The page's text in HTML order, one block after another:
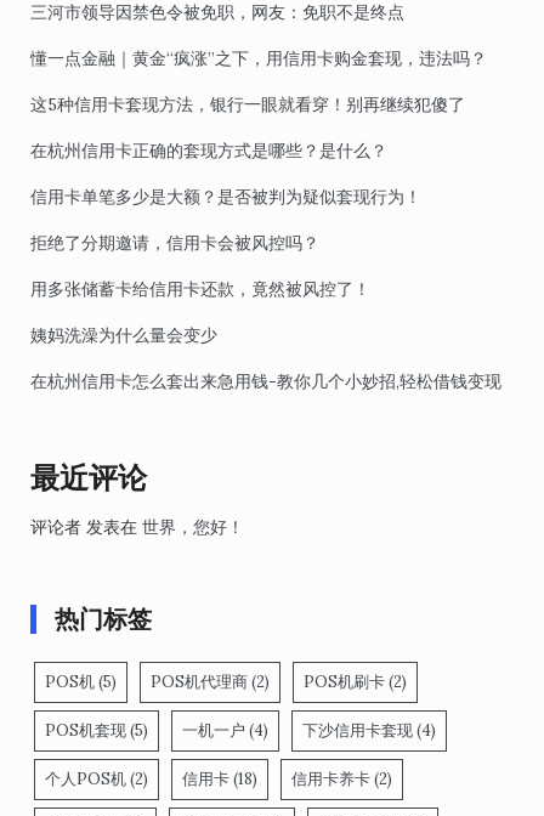
三河市领导因禁色令被免职，网友：免职不是终点
懂一点金融｜黄金“疯涨”之下，用信用卡购金套现，违法吗？
这5种信用卡套现方法，银行一眼就看穿！别再继续犯傻了
在杭州信用卡正确的套现方式是哪些？是什么？
信用卡单笔多少是大额？是否被判为疑似套现行为！
拒绝了分期邀请，信用卡会被风控吗？
用多张储蓄卡给信用卡还款，竟然被风控了！
姨妈洗澡为什么量会变少
在杭州信用卡怎么套出来急用钱-教你几个小妙招,轻松借钱变现
最近评论
评论者 发表在 世界，您好！
热门标签
POS机(5) POS机代理商(2) POS机刷卡(2)
POS机套现(5) 一机一户 (4) 下沙信用卡套现(4)
个人POS机(2) 信用卡(18) 信用卡养卡(2)